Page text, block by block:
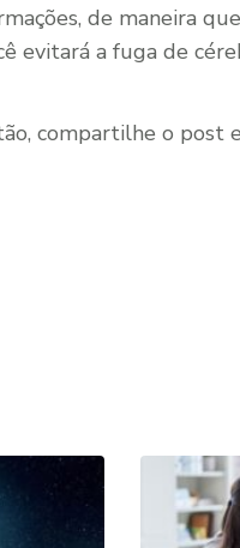
de maneira
evitará a fuga de
compartilhe o post